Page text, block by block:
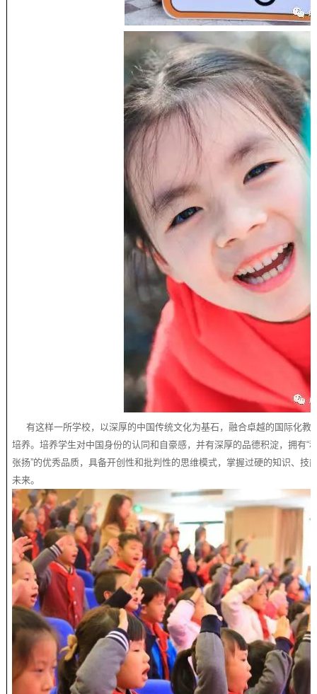
有这样一所学校，以深厚的中国传统文化为基石，融合卓越的国际化
培养。培养学生对中国身份的认同和自豪感，并有深厚的品德积淀，拥有“和
张扬”的优秀品质，具备开创性和批判性的思维模式，掌握过硬的知识、技
未来。